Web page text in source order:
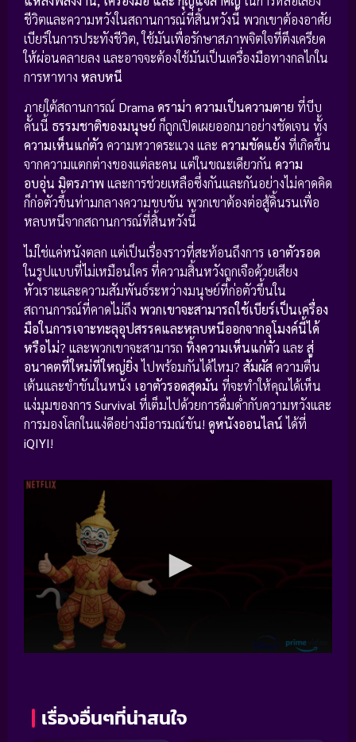
ชีวิตและความหวังในสถานการณ์ที่สิ้นหวังนี้ พวกเขาต้องอาศัย
เบียร์ในการประทังชีวิต, ใช้มันเพื่อรักษาสภาพจิตใจที่ตึงเครียด
ให้ผ่อนคลายลง และอาจจะต้องใช้มันเป็นเครื่องมือทางกลไกใน
การหาทาง หลบหนี
ภายใต้สถานการณ์ Drama ดราม่า ความเป็นความตาย ที่บีบ
คั้นนี้ ธรรมชาติของมนุษย์ ก็ถูกเปิดเผยออกมาอย่างชัดเจน ทั้ง
ความเห็นแก่ตัว ความหวาดระแวง และ ความขัดแย้ง ที่เกิดขึ้น
จากความแตกต่างของแต่ละคน แต่ในขณะเดียวกัน ความ
อบอุ่น มิตรภาพ และการช่วยเหลือซึ่งกันและกันอย่างไม่คาดคิด
ก็ก่อตัวขึ้นท่ามกลางความขบขัน พวกเขาต้องต่อสู้ดิ้นรนเพื่อ
หลบหนีจากสถานการณ์ที่สิ้นหวังนี้
ไม่ใช่แค่หนังตลก แต่เป็นเรื่องราวที่สะท้อนถึงการ เอาตัวรอด
ในรูปแบบที่ไม่เหมือนใคร ที่ความสิ้นหวังถูกเจือด้วยเสียง
หัวเราะและความสัมพันธ์ระหว่างมนุษย์ที่ก่อตัวขึ้นใน
สถานการณ์ที่คาดไม่ถึง พวกเขาจะสามารถใช้เบียร์เป็นเครื่อง
มือในการเจาะทะลุอุปสรรคและหลบหนีออกจากอุโมงค์นี้ได้
หรือไม่? และพวกเขาจะสามารถ ทิ้งความเห็นแก่ตัว และ สู่
อนาคตที่ใหม่ที่ใหญ่ยิ่งไปพร้อมกันได้ไหม? สัมผัสความตื่น
เต้นและขำขันในหนัง เอาตัวรอดสุดมัน ที่จะทำให้คุณได้เห็น
แง่มุมของการSurvival ที่เต็มไปด้วยการดื่มด่ำกับความหวังและ
การมองโลกในแง่ดีอย่างมีอารมณ์ขัน! ดูหนังออนไลน์ได้ที่
iQIYI!
เรื่องอื่นๆที่น่าสนใจ